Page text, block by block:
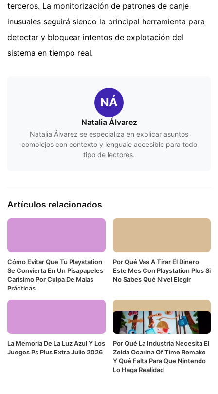
terceros. La monitorización de patrones de canje
inusuales seguirá siendo la principal herramienta para
detectar y bloquear intentos de explotación del
sistema en tiempo real.
NÁ
Natalia Álvarez
Natalia Álvarez se especializa en explicar asuntos
complejos con contexto y lenguaje accesible para todo
tipo de lectores.
Artículos relacionados
Cómo Evitar Que Tu Playstation
Se Convierta En Un Pisapapeles
Carísimo Por Culpa De Malas
Prácticas
Por Qué Vas A Tirar El Dinero
Este Mes Con Playstation Plus Si
No Sabes Qué Nivel Elegir
La Memoria De La Luz Azul Y Los
Juegos Ps Plus Extra Julio 2026
Por Qué La Industria Necesita El
Zelda Ocarina Of Time Remake
Y Qué Falta Para Que Nintendo
Lo Haga Realidad